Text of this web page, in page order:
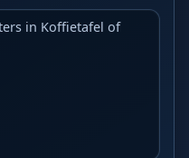
in Koffietafel of